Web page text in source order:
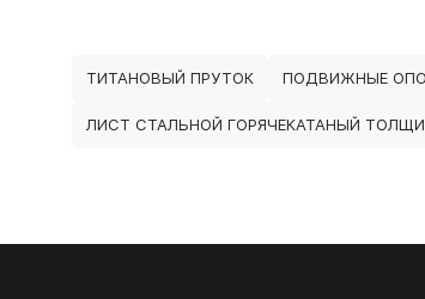
ТИТАНОВЫЙ ПРУТОК ПОДВИЖНЫЕ
ЛИСТ СТАЛЬНОЙ ГОРЯЧЕКАТАНЫЙ